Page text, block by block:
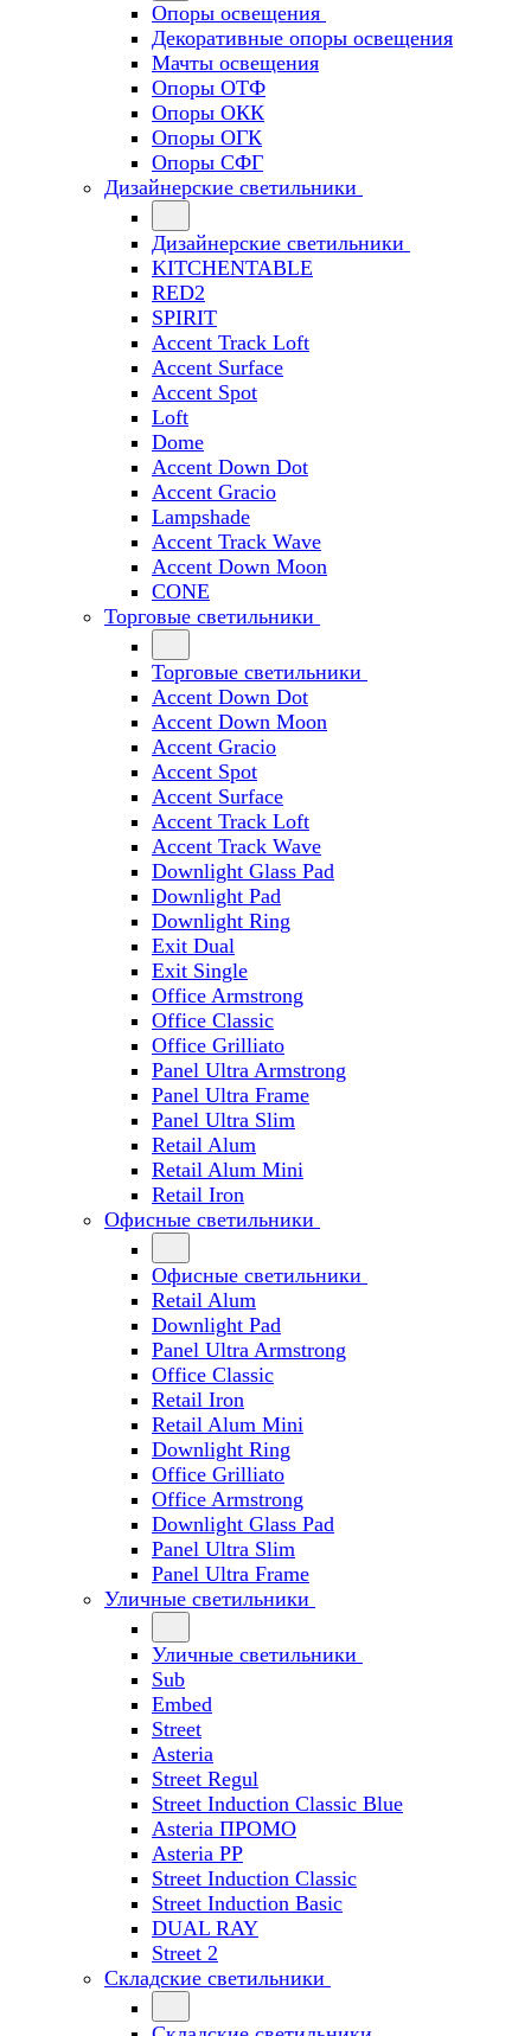
Опоры освещения
Декоративные опоры освещения
Мачты освещения
Опоры ОТФ
Опоры ОКК
Опоры ОГК
Опоры СФГ
Дизайнерские светильники
Дизайнерские светильники
KITCHENTABLE
RED2
SPIRIT
Accent Track Loft
Accent Surface
Accent Spot
Loft
Dome
Accent Down Dot
Accent Gracio
Lampshade
Accent Track Wave
Accent Down Moon
CONE
Торговые светильники
Торговые светильники
Accent Down Dot
Accent Down Moon
Accent Gracio
Accent Spot
Accent Surface
Accent Track Loft
Accent Track Wave
Downlight Glass Pad
Downlight Pad
Downlight Ring
Exit Dual
Exit Single
Office Armstrong
Office Classic
Office Grilliato
Panel Ultra Armstrong
Panel Ultra Frame
Panel Ultra Slim
Retail Alum
Retail Alum Mini
Retail Iron
Офисные светильники
Офисные светильники
Retail Alum
Downlight Pad
Panel Ultra Armstrong
Office Classic
Retail Iron
Retail Alum Mini
Downlight Ring
Office Grilliato
Office Armstrong
Downlight Glass Pad
Panel Ultra Slim
Panel Ultra Frame
Уличные светильники
Уличные светильники
Sub
Embed
Street
Asteria
Street Regul
Street Induction Classic Blue
Asteria ПРОМО
Asteria PP
Street Induction Classic
Street Induction Basic
DUAL RAY
Street 2
Складские светильники